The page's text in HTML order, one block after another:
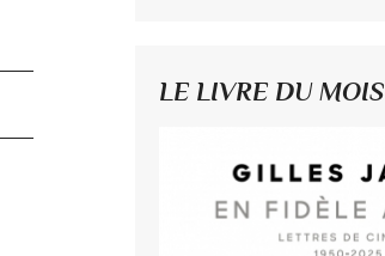
LE LIVRE DU MOIS